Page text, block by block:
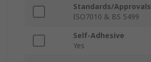
Standards/Approvals
ISO7010 & BS 5499
Self-Adhesive
Yes